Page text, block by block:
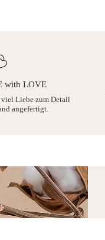
with LOVE
Liebe zum Detail
angefertigt.